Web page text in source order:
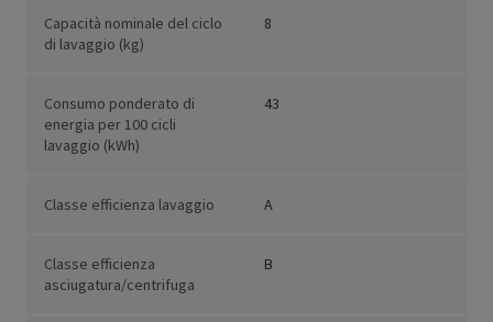
Capacità nominale del ciclo
di lavaggio (kg)
8
Consumo ponderato di
energia per 100 cicli
lavaggio (kWh)
43
Classe efficienza lavaggio A
Classe efficienza
asciugatura/centrifuga
B